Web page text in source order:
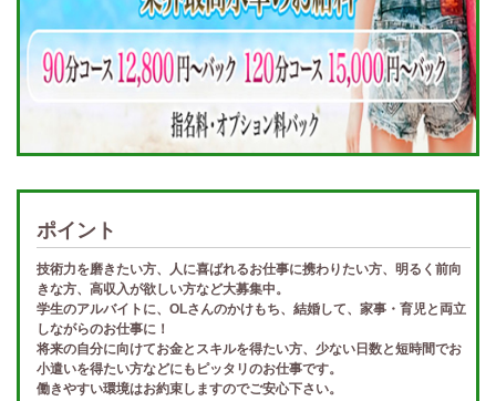
ポイント
技術力を磨きたい方、人に喜ばれるお仕事に携わりたい方、明るく前向
きな方、高収入が欲しい方など大募集中。
学生のアルバイトに、OLさんのかけもち、結婚して、家事・育児と両立
しながらのお仕事に！
将来の自分に向けてお金とスキルを得たい方、少ない日数と短時間でお
小遣いを得たい方などにもピッタリのお仕事です。
働きやすい環境はお約束しますのでご安心下さい。